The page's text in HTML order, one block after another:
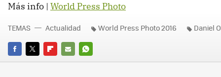
Más info | World Press Photo
FACEBOOK
TWITTERFLIPBOARD
E-
WHATSAPP
TEMAS Actualidad World Press Photo 2016 Daniel